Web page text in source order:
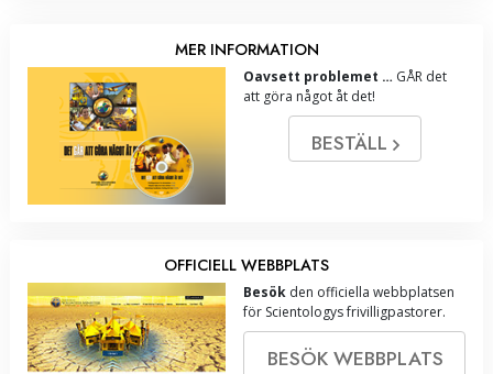
MER INFORMATION
Oavsett problemet … GÅR det
att göra något åt det!
BESTÄLL
OFFICIELL WEBBPLATS
Besök den officiella webbplatsen
för Scientologys frivilligpastorer.
BESÖK WEBBPLATS